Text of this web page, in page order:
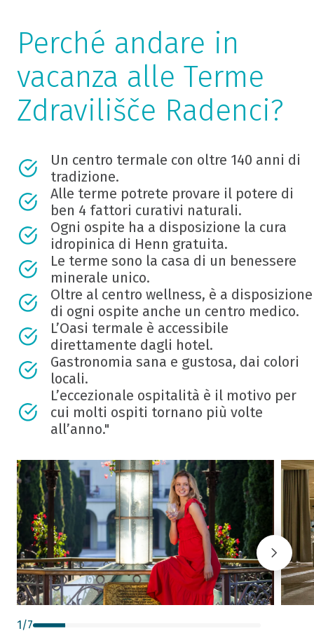
Perché andare in
vacanza alle Terme
Zdravilišče Radenci?
Un centro termale con oltre 140 anni di
tradizione.
Alle terme potrete provare il potere di
ben 4 fattori curativi naturali.
Ogni ospite ha a disposizione la cura
idropinica di Henn gratuita.
Le terme sono la casa di un benessere
minerale unico.
Oltre al centro wellness, è a disposizione
di ogni ospite anche un centro medico.
L’Oasi termale è accessibile
direttamente dagli hotel.
Gastronomia sana e gustosa, dai colori
locali.
L’eccezionale ospitalità è il motivo per
cui molti ospiti tornano più volte
all’anno."
1/7